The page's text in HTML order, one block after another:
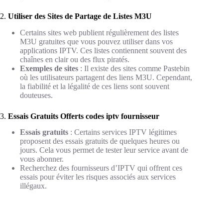
2. Utiliser des Sites de Partage de Listes M3U
Certains sites web publient régulièrement des listes
M3U gratuites que vous pouvez utiliser dans vos
applications IPTV. Ces listes contiennent souvent des
chaînes en clair ou des flux piratés.
Exemples de sites : Il existe des sites comme Pastebin
où les utilisateurs partagent des liens M3U. Cependant,
la fiabilité et la légalité de ces liens sont souvent
douteuses.
3. Essais Gratuits Offerts codes iptv fournisseur
Essais gratuits : Certains services IPTV légitimes
proposent des essais gratuits de quelques heures ou
jours. Cela vous permet de tester leur service avant de
vous abonner.
Recherchez des fournisseurs d’IPTV qui offrent ces
essais pour éviter les risques associés aux services
illégaux.